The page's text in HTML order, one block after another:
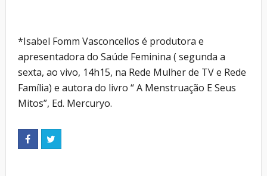
*Isabel Fomm Vasconcellos é produtora e
apresentadora do Saúde Feminina ( segunda a
sexta, ao vivo, 14h15, na Rede Mulher de TV e Rede
Família) e autora do livro “ A Menstruação E Seus
Mitos”, Ed. Mercuryo.